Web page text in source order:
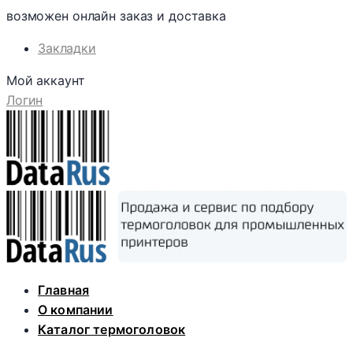
возможен онлайн заказ и доставка
Закладки
Мой аккаунт
Логин
Skip
content
Главная
О компании
Каталог термоголовок